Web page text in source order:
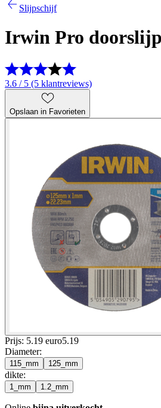
Slijpschijf
Irwin Pro
3.6 / 5 (5 klantreviews)
Opslaan in Favorieten
Prijs: 5.19 euro5.19
Diameter:
115_mm 125_mm
dikte:
1_mm 1.2_mm